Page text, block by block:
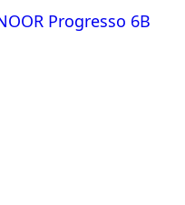
Progresso 6B